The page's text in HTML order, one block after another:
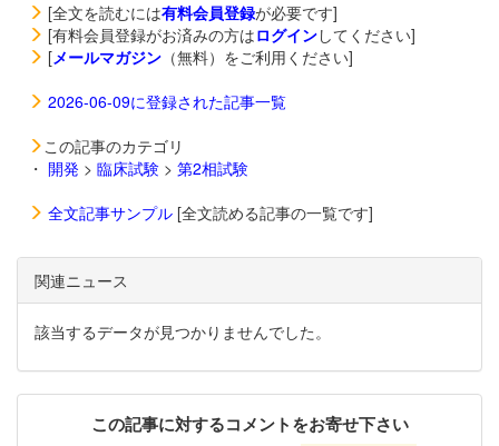
[全文を読むには有料会員登録が必要です]
[有料会員登録がお済みの方はログインしてください]
[メールマガジン （無料）をご利用ください]
2026-06-09に登録された記事一覧
この記事のカテゴリ
・ 開発 > 臨床試験 > 第2相試験
全文記事サンプル [全文読める記事の一覧です]
関連ニュース
該当するデータが見つかりませんでした。
この記事に対するコメントをお寄せ下さい